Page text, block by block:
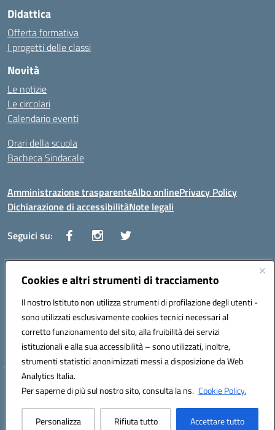
Cookies e altri strumenti di tracciamento
Il nostro Istituto non utilizza strumenti di profilazione degli utenti -
sono utilizzati esclusivamente cookies tecnici necessari al
corretto funzionamento del sito, alla fruibilità dei servizi
istituzionali e alla sua accessibilità – sono utilizzati, inoltre,
strumenti statistici anonimizzati messi a disposizione da Web
Analytics Italia.
Per saperne di più sul nostro sito, consulta la ns. Cookie Policy.
Personalizza Rifiuta tutto Accettare tutto
Didattica
Offerta formativa
I progetti delle classi
Novità
Le notizie
Le circolari
Calendario eventi
Orari della scuola
Bacheca Sindacale
Amministrazione trasparenteAlbo onlinePrivacy Policy
Dichiarazione di accessibilitàNote legali
Seguici su:
Indirizzo:Via Vaccari n.5 e Via Falcone n.20 - 91025 Marsala
Posta elettronica certificata (PEC):tppm03000q@pec.istruzione.it
Codice fiscale: 82004490817
Codice meccanografico: TPPM03000Q
Hosting & Powered by 3D Solution S.r.l.
Concept & Design by Designers Italia